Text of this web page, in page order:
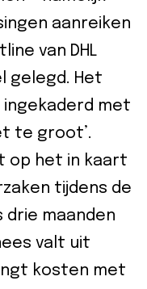
aanreiken
van DHL
gelegd. Het
met
te groot’.
op het in kaart
tijdens de
drie maanden
valt uit
kosten met